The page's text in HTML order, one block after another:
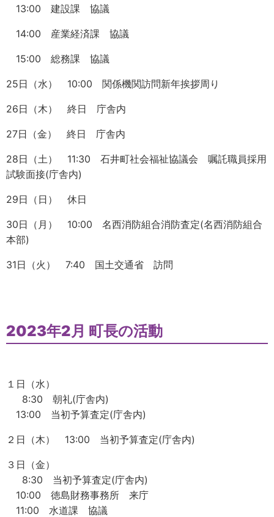
13:00 建設課 協議
14:00 産業経済課 協議
15:00 総務課 協議
25日（水） 10:00 関係機関訪問新年挨拶周り
26日（木） 終日 庁舎内
27日（金） 終日 庁舎内
28日（土） 11:30 石井町社会福祉協議会 嘱託職員採用
試験面接(庁舎内)
29日（日） 休日
30日（月） 10:00 名西消防組合消防査定(名西消防組合
本部)
31日（火） 7:40 国土交通省 訪問
2023年2月 町長の活動
１日（水）
8:30 朝礼(庁舎内)
13:00 当初予算査定(庁舎内)
２日（木） 13:00 当初予算査定(庁舎内)
３日（金）
8:30 当初予算査定(庁舎内)
10:00 徳島財務事務所 来庁
11:00 水道課 協議